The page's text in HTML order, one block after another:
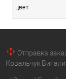
цвет
Отправка
Ковальчук